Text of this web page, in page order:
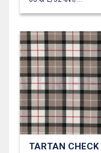
TARTAN CHECK